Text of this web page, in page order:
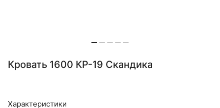
Кровать 1600 КР-19 Скандика
Характеристики